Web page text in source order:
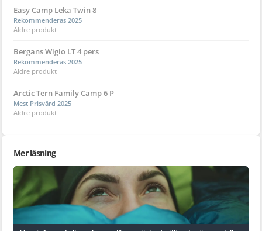
Easy Camp Leka Twin 8
Rekommenderas 2025
Äldre produkt
Bergans Wiglo LT 4 pers
Rekommenderas 2025
Äldre produkt
Arctic Tern Family Camp 6 P
Mest Prisvärd 2025
Äldre produkt
Mer läsning